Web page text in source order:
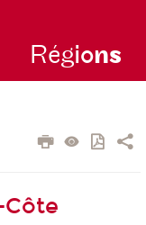
Régions